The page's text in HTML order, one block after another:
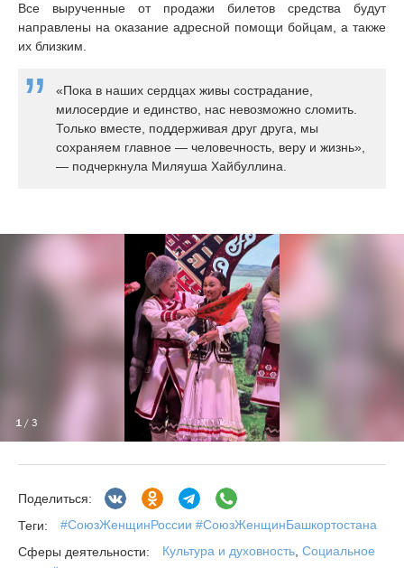
Все вырученные от продажи билетов средства будут
направлены на оказание адресной помощи бойцам, а также
их близким.
«Пока в наших сердцах живы сострадание,
милосердие и единство, нас невозможно сломить.
Только вместе, поддерживая друг друга, мы
сохраняем главное — человечность, веру и жизнь»,
— подчеркнула Миляуша Хайбуллина.
1 / 3
Поделиться:
Теги:
#СоюзЖенщинРоссии #СоюзЖенщинБашкортостана
Сферы деятельности:
Культура и духовность Социальное